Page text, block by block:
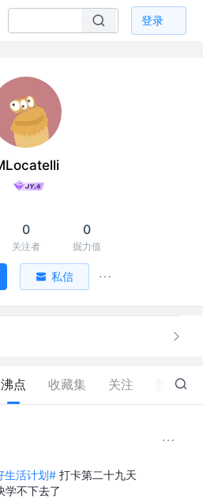
登录
0
关注者
0
掘力值
私信
沸点 收藏集 关注 0
生活计划# 打卡第二十九天
学不下去了